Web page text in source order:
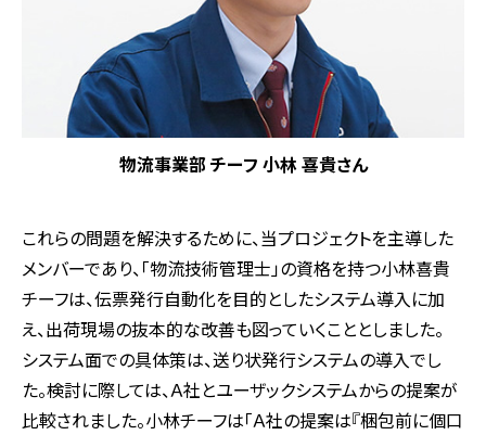
物流事業部 チーフ 小林 喜貴さん
これらの問題を解決するために、当プロジェクトを主導した
メンバーであり、「物流技術管理士」の資格を持つ小林喜貴
チーフは、伝票発行自動化を目的としたシステム導入に加
え、出荷現場の抜本的な改善も図っていくこととしました。
システム面での具体策は、送り状発行システムの導入でし
た。検討に際しては、Ａ社とユーザックシステムからの提案が
比較されました。小林チーフは「Ａ社の提案は『梱包前に個口